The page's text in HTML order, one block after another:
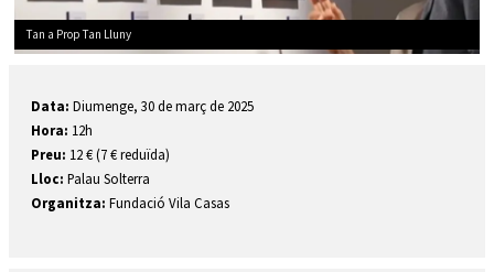
Tan a Prop Tan Lluny
Data: Diumenge, 30 de març de 2025
Hora: 12h
Preu: 12 € (7 € reduïda)
Lloc: Palau Solterra
Organitza: Fundació Vila Casas